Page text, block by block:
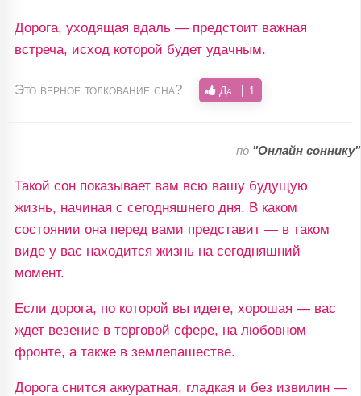
Дорога, уходящая вдаль — предстоит важная
встреча, исход которой будет удачным.
Это верное толкование сна? Да 1
по "Онлайн соннику"
Такой сон показывает вам всю вашу будущую
жизнь, начиная с сегодняшнего дня. В каком
состоянии она перед вами представит — в таком
виде у вас находится жизнь на сегодняшний
момент.
Если дорога, по которой вы идете, хорошая — вас
ждет везение в торговой сфере, на любовном
фронте, а также в землепашестве.
Дорога снится аккуратная, гладкая и без извилин —